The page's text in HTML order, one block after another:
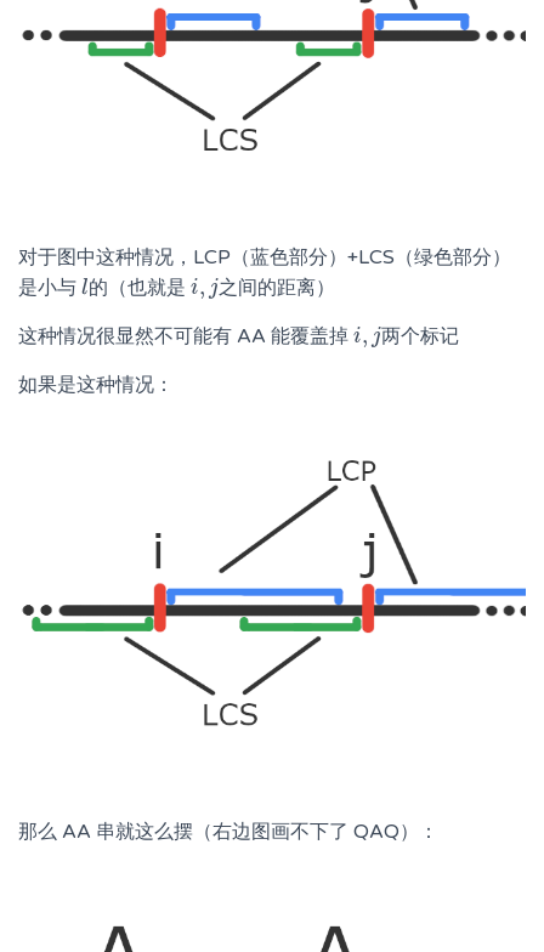
对于图中这种情况，LCP（蓝色部分）+LCS（绿色部分）
是小与 l
l的（也就是 i, j
i,j 之间的距离）
这种情况很显然不可能有 AA 能覆盖掉 i, j
i,j 两个标记
如果是这种情况：
那么 AA 串就这么摆（右边图画不下了 QAQ）：